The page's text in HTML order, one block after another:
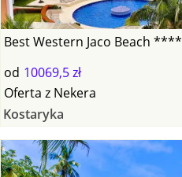
Best Western Jaco Beach ****
od 10069,5 zł
Oferta z Nekera
Kostaryka